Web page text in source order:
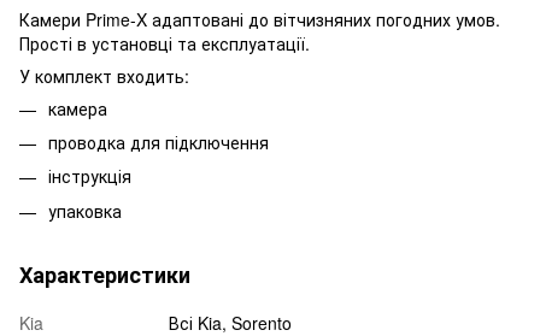
Камери Prime-X адаптовані до вітчизняних погодних умов.
Прості в установці та експлуатації.
У комплект входить:
камера
проводка для підключення
інструкція
упаковка
Характеристики
Kia
Всі Kia, Sorento